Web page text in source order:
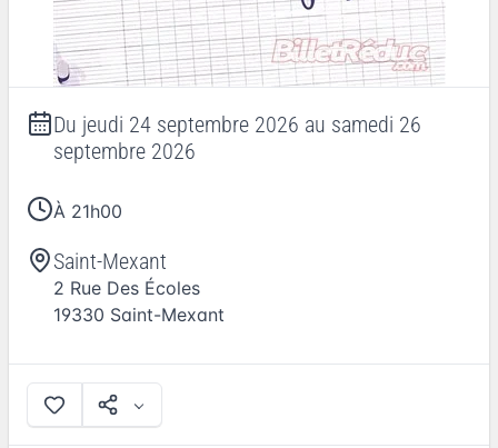
Du jeudi 24 septembre 2026 au samedi 26
septembre 2026
À 21h00
Saint-Mexant
2 Rue Des Écoles
19330 Saint-Mexant